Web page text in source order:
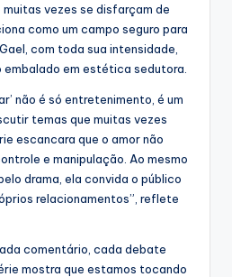
vezes se disfarçam de
como um campo seguro para
com toda sua intensidade,
em estética sedutora.
não é só entretenimento, é um
temas que muitas vezes
escancara que o amor não
e manipulação. Ao mesmo
drama, ela convida o público
relacionamentos”, reflete
comentário, cada debate
mostra que estamos tocando